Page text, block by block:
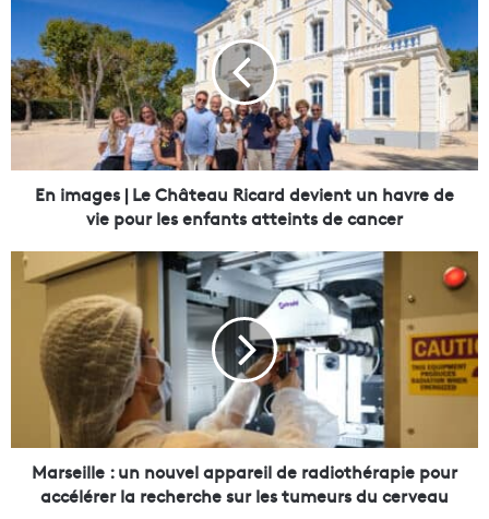
m
a
g
e
|
c
En images | Le Château Ricard devient un havre de
vie pour les enfants atteints de cancer
M
e
Marseille : un nouvel appareil de radiothérapie pour
accélérer la recherche sur les tumeurs du cerveau